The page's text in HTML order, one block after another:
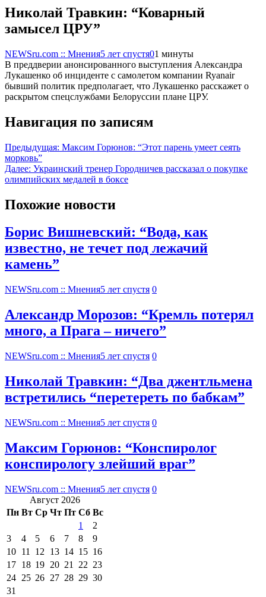
Николай Травкин: “Коварный
замысел ЦРУ”
NEWSru.com :: Мнения5 лет спустя01 минуты
В преддверии анонсированного выступления Александра
Лукашенко об инциденте с самолетом компании Ryanair
бывший политик предполагает, что Лукашенко расскажет о
раскрытом спецслужбами Белоруссии плане ЦРУ.
Навигация по записям
Предыдущая: Максим Горюнов: “Этот парень умеет сеять
морковь”
Далее: Украинский тренер Городничев рассказал о покупке
олимпийских медалей в боксе
Похожие новости
Борис Вишневский: “Вода, как
известно, не течет под лежачий
камень”
NEWSru.com :: Мнения5 лет спустя 0
Александр Морозов: “Кремль потерял
много, а Прага – ничего”
NEWSru.com :: Мнения5 лет спустя 0
Николай Травкин: “Два джентльмена
встретились “перетереть по бабкам”
NEWSru.com :: Мнения5 лет спустя 0
Максим Горюнов: “Конспиролог
конспирологу злейший враг”
NEWSru.com :: Мнения5 лет спустя 0
Август 2026
Пн Вт Ср Чт Пт Сб Вс
1
2
3
4 5 6 7 8
9
10 11 12 13 14 15 16
17 18 19 20 21 22 23
24 25 26 27 28 29 30
31